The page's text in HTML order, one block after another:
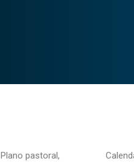
Plano pastoral,